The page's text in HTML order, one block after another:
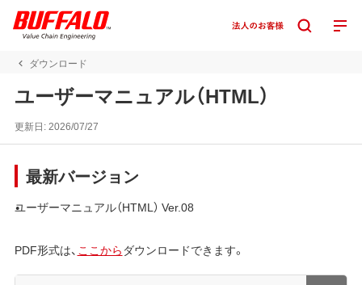
ダウンロード
ユーザーマニュアル（HTML）
更新日:2026/07/27
最新バージョン
ユーザーマニュアル（HTML） Ver.08
PDF形式は、 ここから ダウンロードできます。